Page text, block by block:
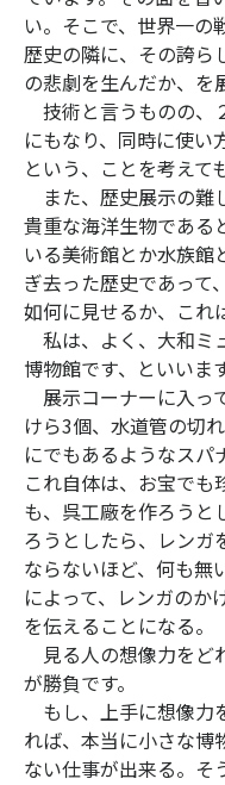
い。そこで、世界一の
歴史の隣に、その誇ら
の悲劇を生んだか、を
技術と言うものの、
にもなり、同時に使い
という、ことを考えて
また、歴史展示の難
貴重な海洋生物である
いる美術館とか水族館
ぎ去った歴史であって
如何に見せるか、これ
私は、よく、大和ミ
博物館です、といいます
展示コーナーに入っ
けら3個、水道管の切
にでもあるようなスパ
これ自体は、お宝で
も、呉工廠を作ろうと
ろうとしたら、レンガ
ならないほど、何も無
によって、レンガのか
を伝えることになる。
見る人の想像力をど
が勝負です。
もし、上手に想像力
れば、本当に小さな博
ない仕事が出来る。そ